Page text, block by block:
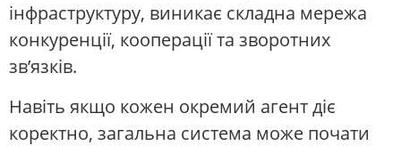
інфраструктуру, виникає складна мережа
конкуренції, кооперації та зворотних
зв’язків.
Навіть якщо кожен окремий агент діє
коректно, загальна система може почати